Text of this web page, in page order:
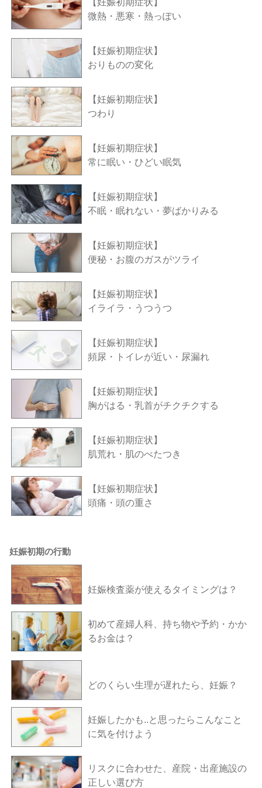
微熱・悪寒・熱っぽい
【妊娠初期症状】
おりものの変化
【妊娠初期症状】
つわり
【妊娠初期症状】
常に眠い・ひどい眠気
【妊娠初期症状】
不眠・眠れない・夢ばかりみる
【妊娠初期症状】
便秘・お腹のガスがツライ
【妊娠初期症状】
イライラ・うつうつ
【妊娠初期症状】
頻尿・トイレが近い・尿漏れ
【妊娠初期症状】
胸がはる・乳首がチクチクする
【妊娠初期症状】
肌荒れ・肌のべたつき
【妊娠初期症状】
頭痛・頭の重さ
妊娠初期の行動
妊娠検査薬が使えるタイミングは？
初めて産婦人科、持ち物や予約・かか
るお金は？
どのくらい生理が遅れたら、妊娠？
妊娠したかも..と思ったらこんなこと
に気を付けよう
リスクに合わせた、産院・出産施設の
正しい選び方